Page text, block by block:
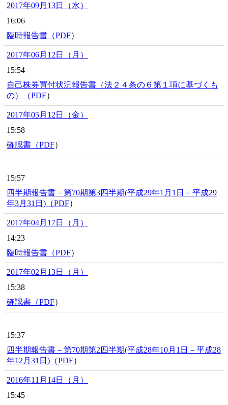
2017年09月13日（水）
16:06
臨時報告書（PDF）
2017年06月12日（月）
15:54
自己株券買付状況報告書（法２４条の６第１項に基づくも
の）（PDF）
2017年05月12日（金）
15:58
確認書（PDF）
15:57
四半期報告書－第70期第3四半期(平成29年1月1日－平成29
年3月31日)（PDF）
2017年04月17日（月）
14:23
臨時報告書（PDF）
2017年02月13日（月）
15:38
確認書（PDF）
15:37
四半期報告書－第70期第2四半期(平成28年10月1日－平成28
年12月31日)（PDF）
2016年11月14日（月）
15:45